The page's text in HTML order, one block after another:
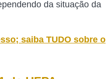
da situação da
saiba TUDO sobre o